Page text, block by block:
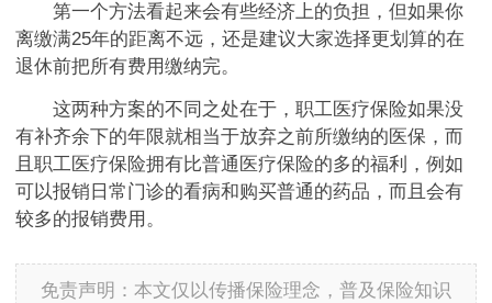
第一个方法看起来会有些经济上的负担，但如果你
离缴满25年的距离不远，还是建议大家选择更划算的在
退休前把所有费用缴纳完。
这两种方案的不同之处在于，职工医疗保险如果没
有补齐余下的年限就相当于放弃之前所缴纳的医保，而
且职工医疗保险拥有比普通医疗保险的多的福利，例如
可以报销日常门诊的看病和购买普通的药品，而且会有
较多的报销费用。
免责声明：本文仅以传播保险理念，普及保险知识